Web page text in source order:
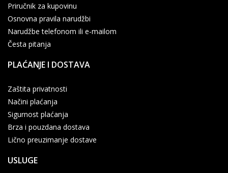
Priručnik za kupovinu
Osnovna pravila narudžbi
Narudžbe telefonom ili e-mailom
Česta pitanja
PLAĆANJE I DOSTAVA
Zaštita privatnosti
Načini plaćanja
Sigurnost plaćanja
Brza i pouzdana dostava
Lično preuzimanje dostave
USLUGE